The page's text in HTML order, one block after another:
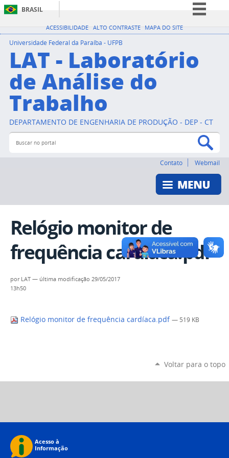
ACESSIBILIDADE ALTO CONTRASTE MAPA DO SITE
BRASIL
Simplifique!
Participe
Acesso à informação
Legislação
Universidade Federal da Paraíba - UFPB
LAT - Laboratório
de Análise do
Trabalho
DEPARTAMENTO DE ENGENHARIA DE PRODUÇÃO - DEP - CT
Buscar no portal
Contato Webmail
Relógio monitor de
frequência cardíaca.pdf
por LAT — última modificação 29/05/2017
13h50
Relógio monitor de frequência cardíaca.pdf — 519 KB
Voltar para o topo